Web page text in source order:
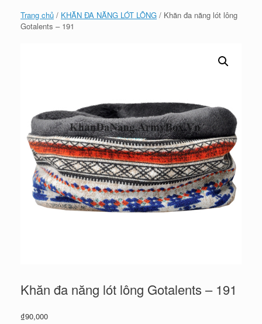
Trang chủ / KHĂN ĐA NĂNG LÓT LÔNG / Khăn đa năng lót lông
Gotalents – 191
Khăn đa năng lót lông Gotalents – 191
₫90,000